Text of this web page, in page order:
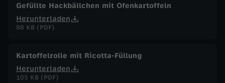
Gefüllte Hackbällchen mit Ofenkartoffeln
Herunterladen
98 KB (PDF)
Kartoffelrolle mit Ricotta-Füllung
Herunterladen
105 KB (PDF)